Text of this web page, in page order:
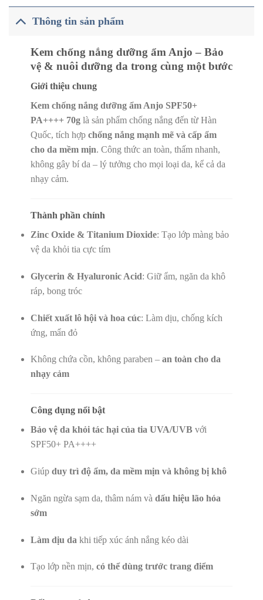
Thông tin sản phẩm
Kem chống nắng dưỡng ẩm Anjo – Bảo
vệ & nuôi dưỡng da trong cùng một bước
Giới thiệu chung
Kem chống nắng dưỡng ẩm Anjo SPF50+
PA++++ 70glà sản phẩm chống nắng đến từ Hàn
Quốc, tích hợp chống nắng mạnh mẽ và cấp ẩm
cho da mềm mịn. Công thức an toàn, thấm nhanh,
không gây bí da – lý tưởng cho mọi loại da, kể cả da
nhạy cảm.
Thành phần chính
Zinc Oxide & Titanium Dioxide: Tạo lớp màng bảo
vệ da khỏi tia cực tím
Glycerin & Hyaluronic Acid: Giữ ẩm, ngăn da khô
ráp, bong tróc
Chiết xuất lô hội và hoa cúc: Làm dịu, chống kích
ứng, mẩn đỏ
Không chứa cồn, không paraben – an toàn cho da
nhạy cảm
Công dụng nổi bật
Bảo vệ da khỏi tác hại của tia UVA/UVB với
SPF50+ PA++++
Giúp duy trì độ ẩm, da mềm mịn và không bị khô
Ngăn ngừa sạm da, thâm nám và dấu hiệu lão hóa
sớm
Làm dịu da khi tiếp xúc ánh nắng kéo dài
Tạo lớp nền mịn, có thể dùng trước trang điểm